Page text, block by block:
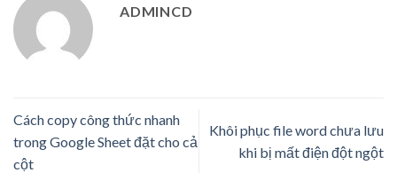
ADMINCD
Cách copy công thức nhanh
trong Google Sheet đặt cho cả
cột
Khôi phục file word chưa lưu
khi bị mất điện đột ngột